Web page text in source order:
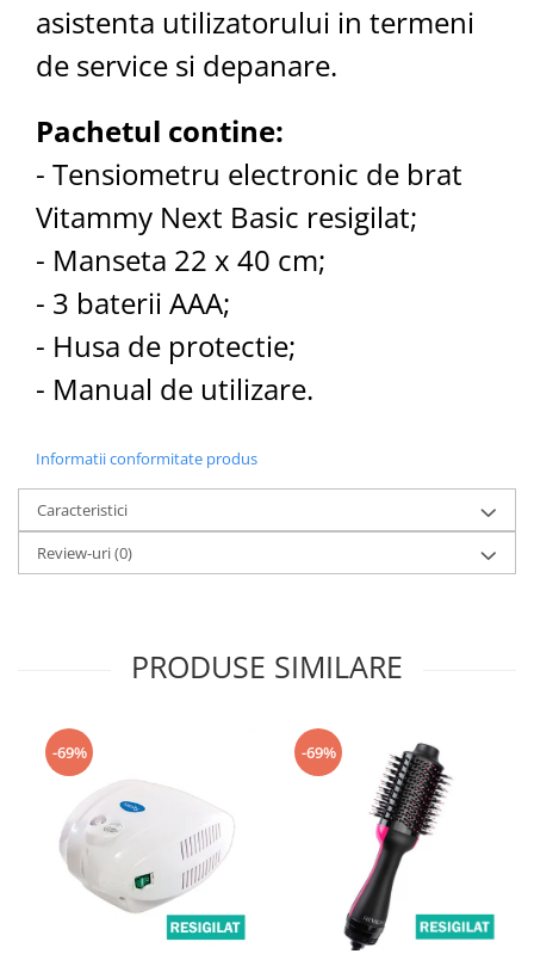
asistenta utilizatorului in termeni
de service si depanare.
Pachetul contine:
- Tensiometru electronic de brat
Vitammy Next Basic resigilat;
- Manseta 22 x 40 cm;
- 3 baterii AAA;
- Husa de protectie;
- Manual de utilizare.
Informatii conformitate produs
Caracteristici
Review-uri(0)
PRODUSE SIMILARE
-69% -69%